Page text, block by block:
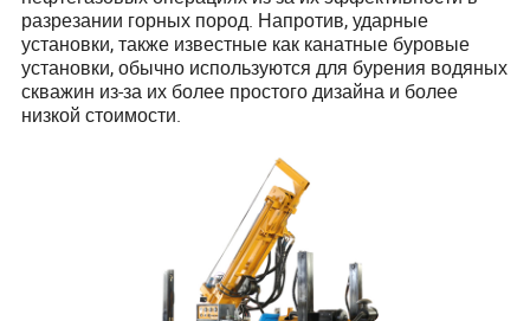
разрезании горных пород. Напротив, ударные
установки, также известные как канатные буровые
установки, обычно используются для бурения водяных
скважин из-за их более простого дизайна и более
низкой стоимости.